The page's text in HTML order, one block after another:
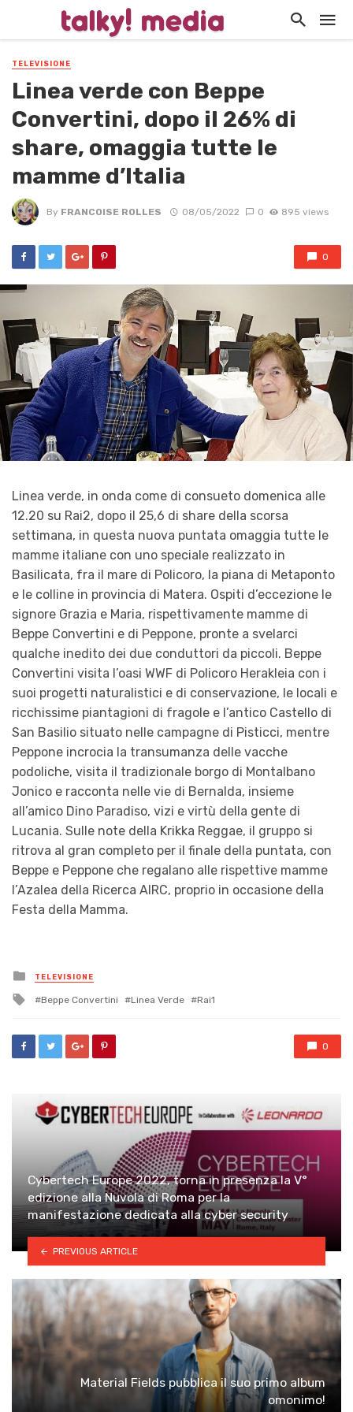
TELEVISIONE
Linea verde con Beppe
Convertini, dopo il 26% di
share, omaggia tutte le
mamme d’Italia
By FRANCOISE ROLLES 08/05/2022 0 895 views
0
Linea verde, in onda come di consueto domenica alle
12.20 su Rai2, dopo il 25,6 di share della scorsa
settimana, in questa nuova puntata omaggia tutte le
mamme italiane con uno speciale realizzato in
Basilicata, fra il mare di Policoro, la piana di Metaponto
e le colline in provincia di Matera. Ospiti d’eccezione le
signore Grazia e Maria, rispettivamente mamme di
Beppe Convertini e di Peppone, pronte a svelarci
qualche inedito dei due conduttori da piccoli. Beppe
Convertini visita l’oasi WWF di Policoro Herakleia con i
suoi progetti naturalistici e di conservazione, le locali e
ricchissime piantagioni di fragole e l’antico Castello di
San Basilio situato nelle campagne di Pisticci, mentre
Peppone incrocia la transumanza delle vacche
podoliche, visita il tradizionale borgo di Montalbano
Jonico e racconta nelle vie di Bernalda, insieme
all’amico Dino Paradiso, vizi e virtù della gente di
Lucania. Sulle note della Krikka Reggae, il gruppo si
ritrova al gran completo per il finale della puntata, con
Beppe e Peppone che regalano alle rispettive mamme
l’Azalea della Ricerca AIRC, proprio in occasione della
Festa della Mamma.
Posted
in
TELEVISIONE
Tagged
Beppe Convertini Linea Verde Rai1
0
Cybertech Europe 2022, torna in presenza la V°
edizione alla Nuvola di Roma per la
manifestazione dedicata alla cyber security
PREVIOUS ARTICLE
Material Fields pubblica il suo primo album
omonimo!